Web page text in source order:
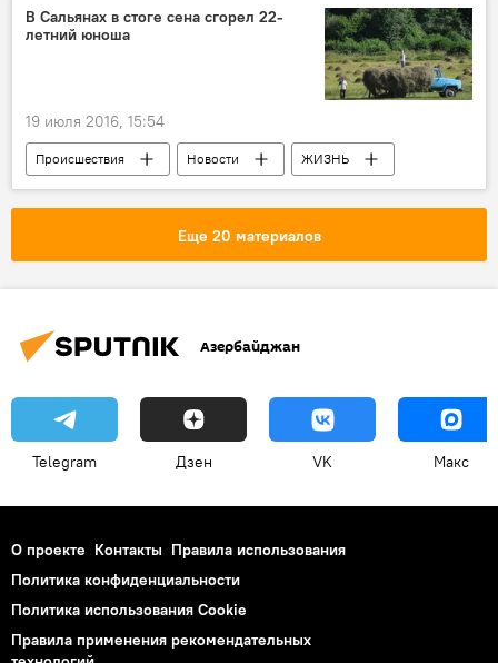
Бакинское транспортное агентство
Пробки
Изменение графика работы
В Сальянах в стоге сена сгорел 22-
летний юноша
19 июля 2016, 15:54
Происшествия Новости
ЖИЗНЬ
Сальян
Сено
пожар Азербайджан
Еще 20 материалов
Азербайджан
Telegram Дзен VK Макс
О проекте Контакты Правила использования
Политика конфиденциальности
Политика использования Cookie
Правила применения рекомендательных